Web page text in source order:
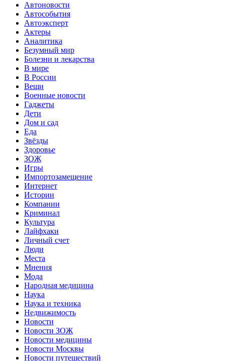
Автоновости
Автособытия
Автоэксперт
Актеры
Аналитика
Безумный мир
Болезни и лекарства
В мире
В России
Вещи
Военные новости
Гаджеты
Дети
Дом и сад
Еда
Звёзды
Здоровье
ЗОЖ
Игры
Импортозамещение
Интернет
Истории
Компании
Криминал
Культура
Лайфхаки
Личный счет
Люди
Места
Мнения
Мода
Народная медицина
Наука
Наука и техника
Недвижимость
Новости
Новости ЗОЖ
Новости медицины
Новости Москвы
Новости путешествий